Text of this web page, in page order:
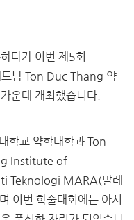
다가 이번 제5회
남 Ton Duc Thang 약
운데 개최했습니다.
학교 약학대학과 Ton
Institute of
Teknologi MARA(말레
이번 학술대회에는 아시